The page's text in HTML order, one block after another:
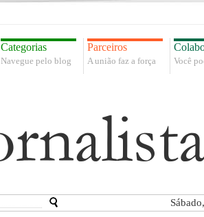
Categorias
Navegue pelo blog
Parceiros
A união faz a força Você